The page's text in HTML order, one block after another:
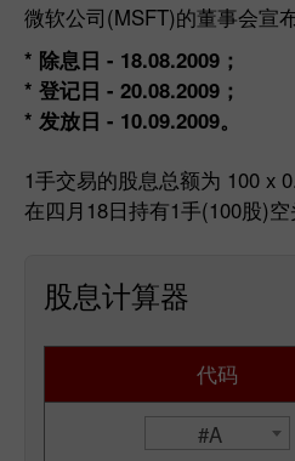
微软公司(MSFT)的董事会宣
* 除息日 - 18.08.2009；
* 登记日 - 20.08.2009；
* 发放日 - 10.09.2009。
1手交易的股息总额为 100 x
在四月18日持有1手(100股)
股息计算器
代码
#A